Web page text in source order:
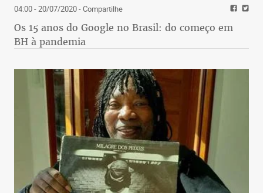
04:00 - 20/07/2020- Compartilhe
Os 15 anos do Google no Brasil: do começo em
BH à pandemia